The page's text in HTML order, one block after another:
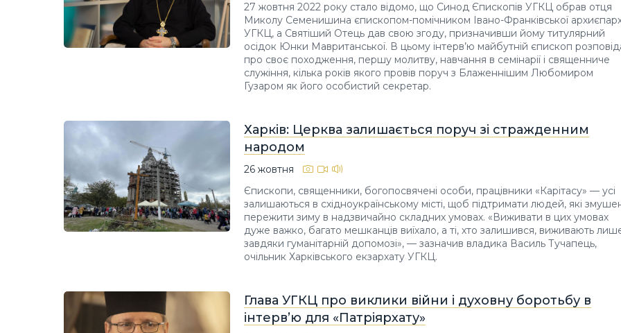
27 жовтня 2022 року стало відомо, що Синод Єпископів УГКЦ обрав отця
Миколу Семенишина єпископом-помічником Івано-Франківської
УГКЦ, а Святіший Отець дав свою згоду, призначивши йому титулярний
осідок Юнки Мавританської. В цьому інтерв’ю майбутній єпископ
про своє походження, першу молитву, навчання в семінарії і священниче
служіння, кілька років якого провів поруч з Блаженнішим Любомиром
Гузаром як його особистий секретар.
Харків: Церква залишається поруч зі стражденним
народом
26 жовтня
Єпископи, священники, богопосвячені особи, працівники «Карітасу» — усі
залишаються в східноукраїнському місті, щоб підтримати людей, які
пережити зиму в надзвичайно складних умовах. «Виживати в цих умовах
дуже важко, багато мешканців виїхало, а ті, хто залишився, виживають
завдяки гуманітарній допомозі», — зазначив владика Василь Тучапець,
очільник Харківського екзархату УГКЦ.
Глава УГКЦ про виклики війни і духовну боротьбу в
інтерв’ю для «Патріярхату»